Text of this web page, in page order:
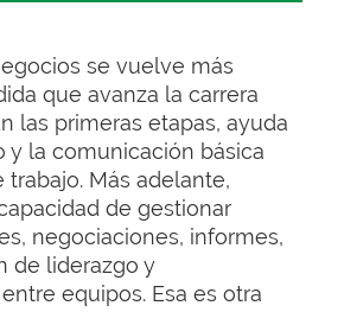
se vuelve más
que avanza la carrera
las primeras etapas, ayuda
y la comunicación básica
trabajo. Más adelante,
de gestionar
negociaciones, informes,
de liderazgo y
equipos. Esa es otra